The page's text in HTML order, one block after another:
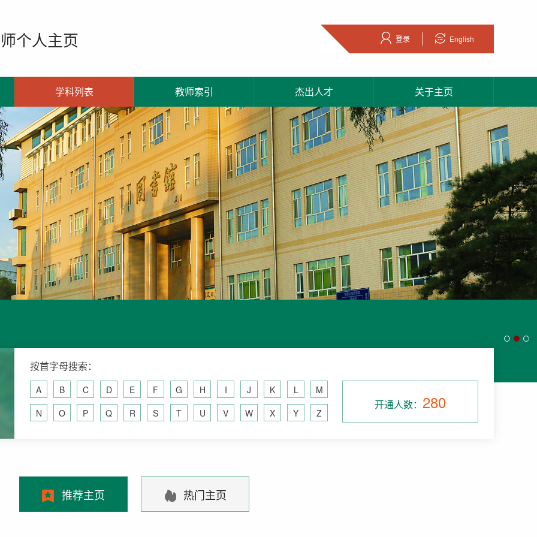
个人主页 登录 English
学科列表 教师索引 杰出人才 关于主页
按首字母搜索：
A B C D E F G H I J K L
M
N
O P Q R S T U V W X Y Z
开通人数： 280
推荐主页 热门主页